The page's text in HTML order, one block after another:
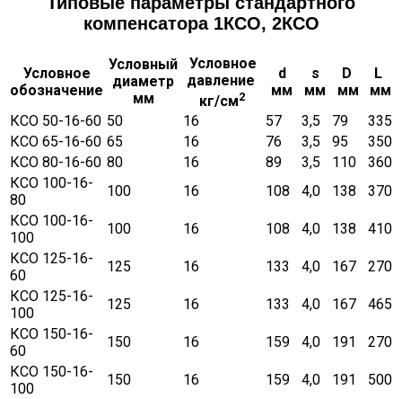
компенсатора 1КСО, 2КСО
Условное
обозначение
Условный
диаметр
мм
Условное
давление
кг/см2
d
мм
s
мм
D
мм
L
мм
КСО 50-16-60 50 16 57 3,5 79
335
КСО 65-16-60 65 16 76 3,5 95
350
КСО 80-16-60 80 16 89 3,5 110
360
КСО 100-16-
80
100 16 108 4,0 138
370
КСО 100-16-
100
100 16 108 4,0 138
410
КСО 125-16-
60
125 16 133 4,0 167
270
КСО 125-16-
100
125 16 133 4,0 167
465
КСО 150-16-
60
150 16 159 4,0 191
270
КСО 150-16-
100
150 16 159 4,0 191
500